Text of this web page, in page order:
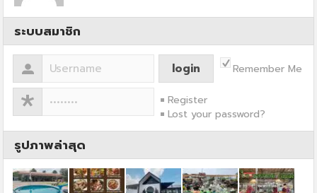
ระบบสมาชิก
Remember Me
Register
Lost your password?
รูปภาพล่าสุด